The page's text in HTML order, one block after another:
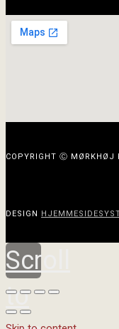
COPYRIGHT Ⓒ MØRKHØJ
DESIGN
Scroll
to